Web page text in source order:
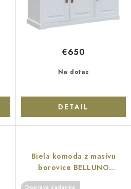
Na dotaz
€650
DETAIL
Biela komoda z masívu
borovice BELLUNO
ELEGANTE 2.0
Doprava zadarmo